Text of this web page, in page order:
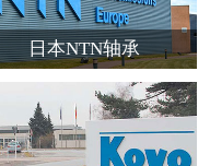
日本NTN轴承